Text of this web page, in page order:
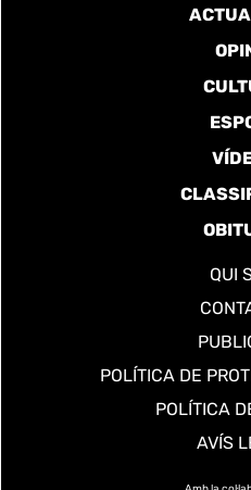
QUI
POLÍTICA DE
POLÍTICA
AVÍS